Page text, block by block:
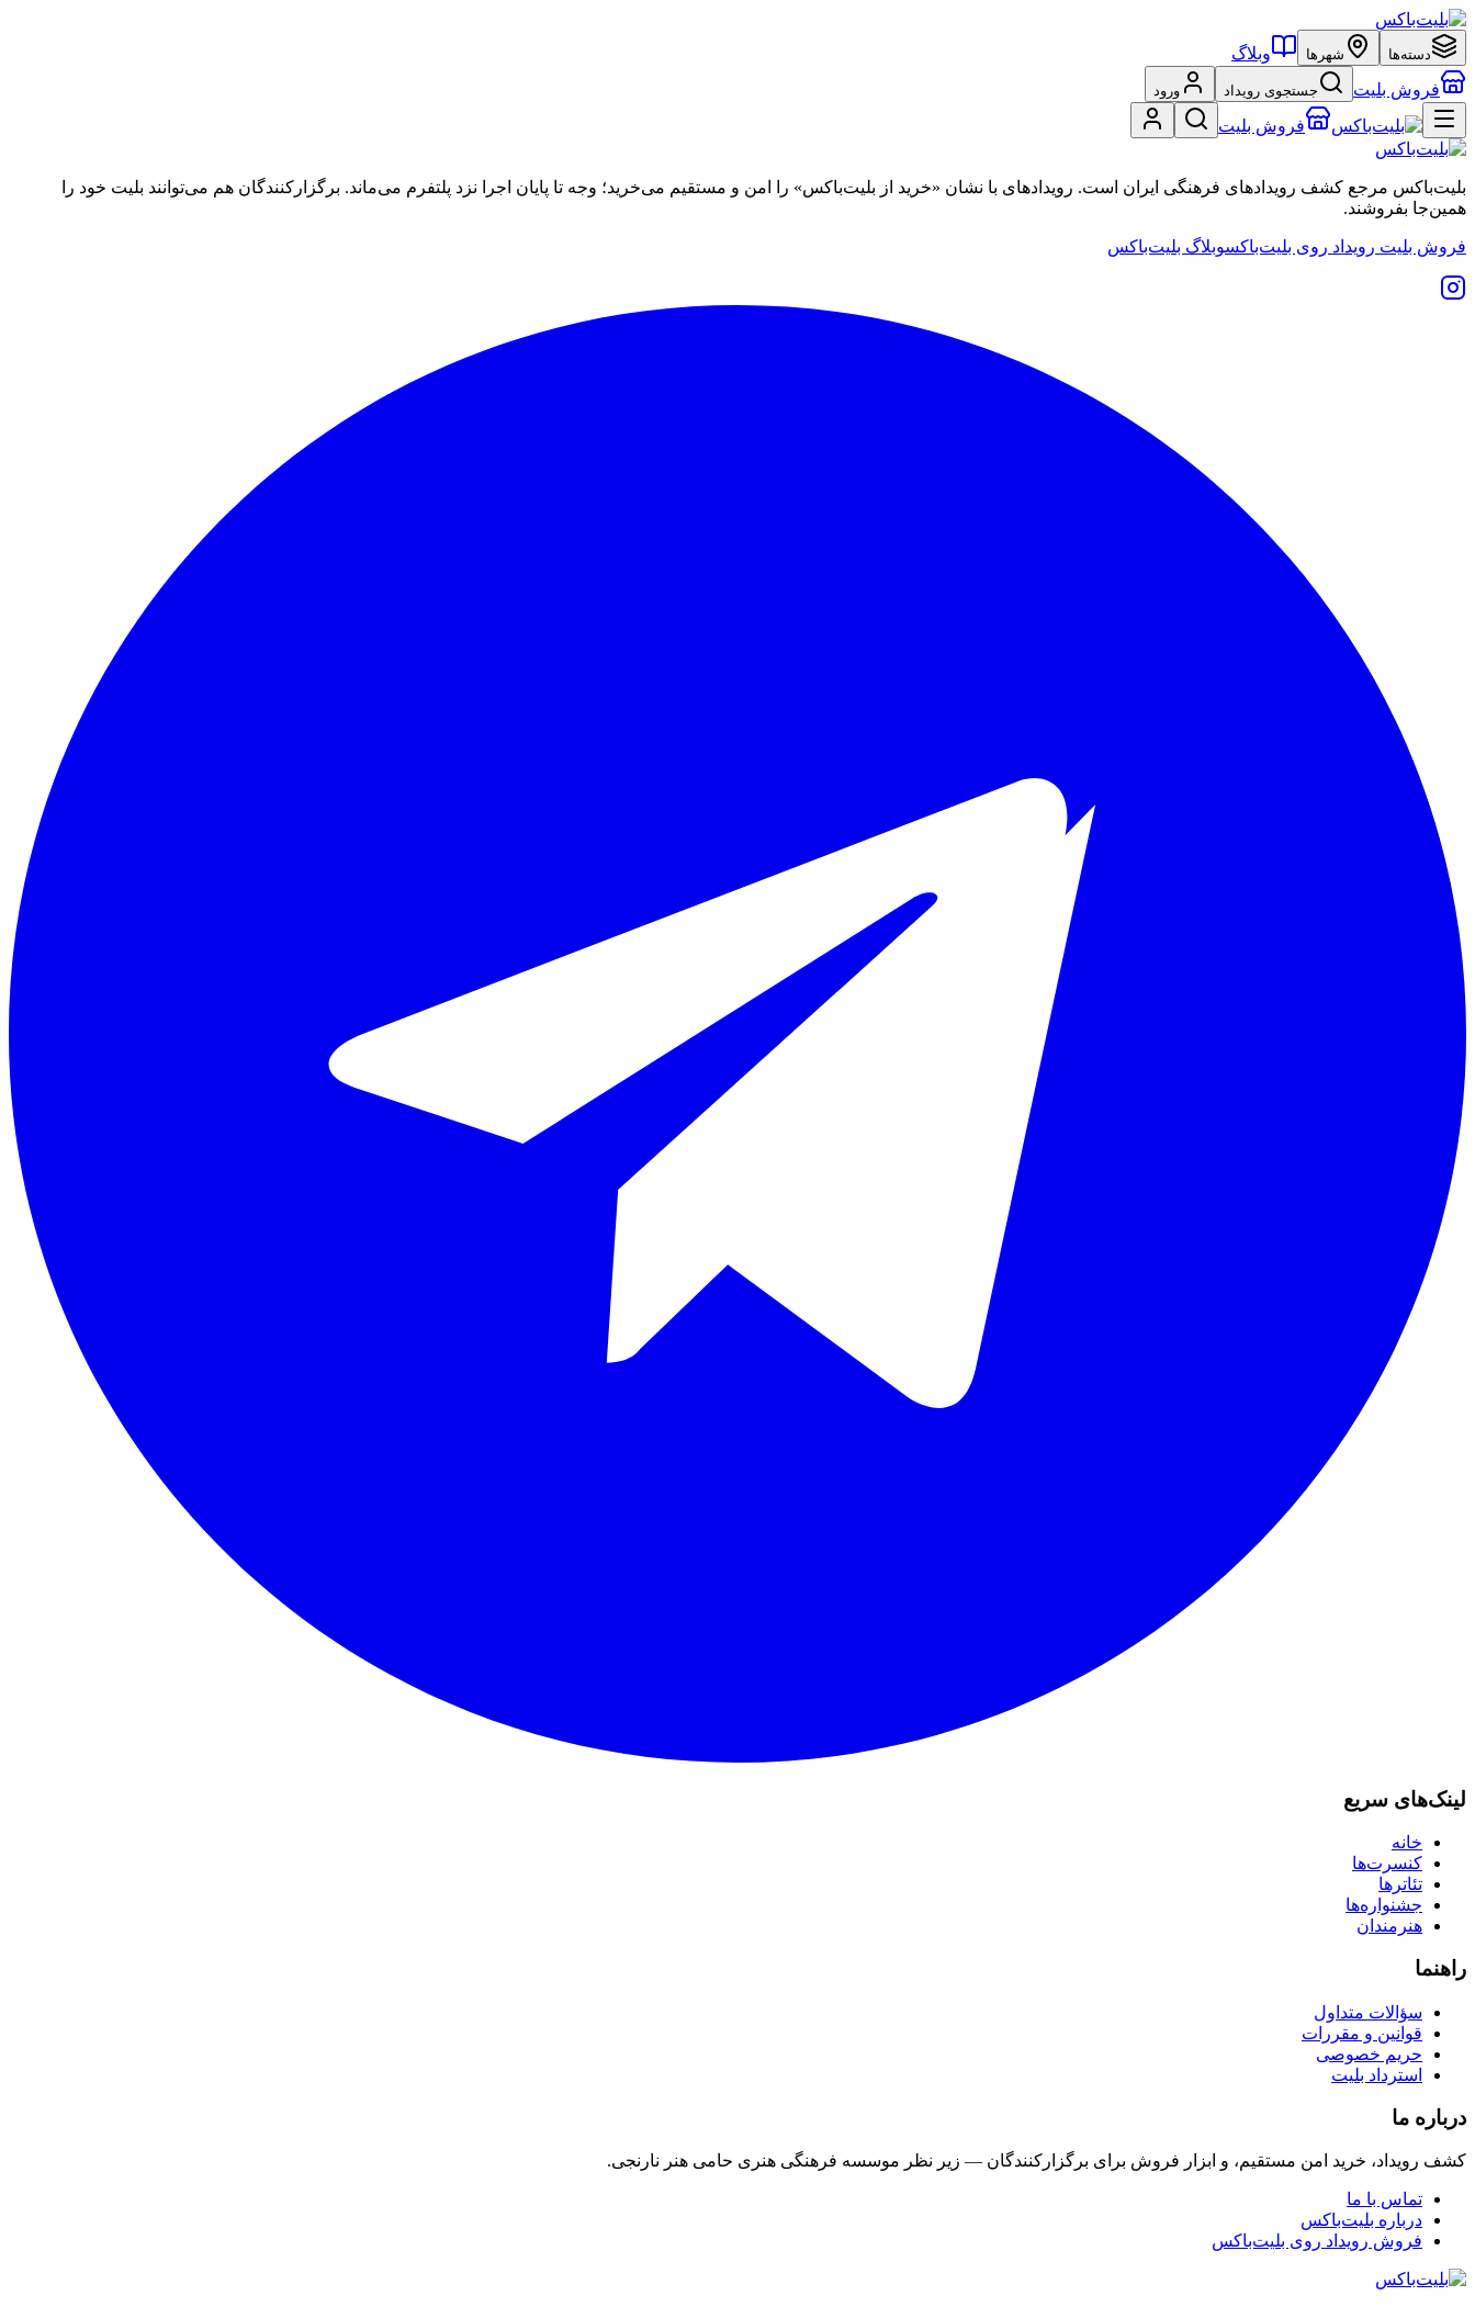
دسته‌ها شهرها
وبلاگ
فروش بلیت
جستجوی رویداد ورود
فروش بلیت
بلیت‌باکس مرجع کشف رویدادهای فرهنگی ایران است. رویدادهای با نشان «خرید از بلیت‌باکس» را امن و مستقیم می‌خرید؛ وجه تا پایان اجرا نزد پلتفرم می‌ماند. برگزارکنندگان هم می‌توانند بلیت خود را
همین‌جا بفروشند.
فروش بلیت رویداد روی بلیت‌باکسوبلاگ بلیت‌باکس
لینک‌های سریع
خانه
کنسرت‌ها
تئاترها
جشنواره‌ها
هنرمندان
راهنما
سؤالات متداول
قوانین و مقررات
حریم خصوصی
استرداد بلیت
درباره ما
کشف رویداد، خرید امن مستقیم، و ابزار فروش برای برگزارکنندگان — زیر نظر موسسه فرهنگی هنری حامی هنر نارنجی.
تماس با ما
درباره بلیت‌باکس
فروش رویداد روی بلیت‌باکس